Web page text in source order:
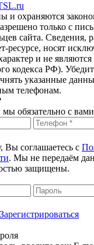
и охраняются
только с
сайта. Сведения,
ресурсе, носят
и не
кодекса РФ).
указанные
телефонам.
обязательно с
соглашаетесь с
. Мы не передаём
защищены.
Зарегистрироваться